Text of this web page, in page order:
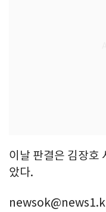
이날 판결은 김장호
았다.